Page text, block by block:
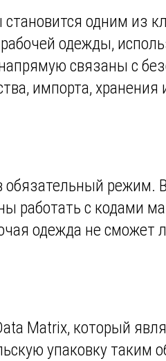
одним из
одежды,
связаны с
импорта, хранения
режим.
работать с кодами
одежда не сможет
Matrix, который
упаковку таким